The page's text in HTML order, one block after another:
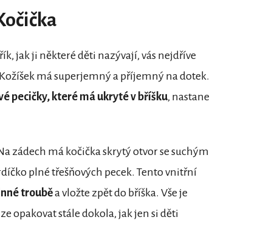
jak ji některé děti nazývají, vás nejdříve
má superjemný a příjemný na dotek.
pecičky, které má ukryté v bříšku, nastane
zádech má kočička skrytý otvor se suchým
plné třešňových pecek. Tento vnitřní
trouběa vložte zpět do bříška. Vše je
opakovat stále dokola, jak jen si děti